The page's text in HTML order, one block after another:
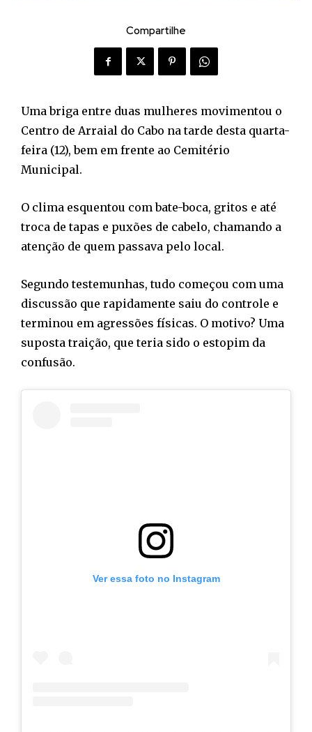
Compartilhe
Uma briga entre duas mulheres movimentou o
Centro de Arraial do Cabo na tarde desta quarta-
feira (12), bem em frente ao Cemitério
Municipal.
O clima esquentou com bate-boca, gritos e até
troca de tapas e puxões de cabelo, chamando a
atenção de quem passava pelo local.
Segundo testemunhas, tudo começou com uma
discussão que rapidamente saiu do controle e
terminou em agressões físicas. O motivo? Uma
suposta traição, que teria sido o estopim da
confusão.
Ver essa foto no Instagram